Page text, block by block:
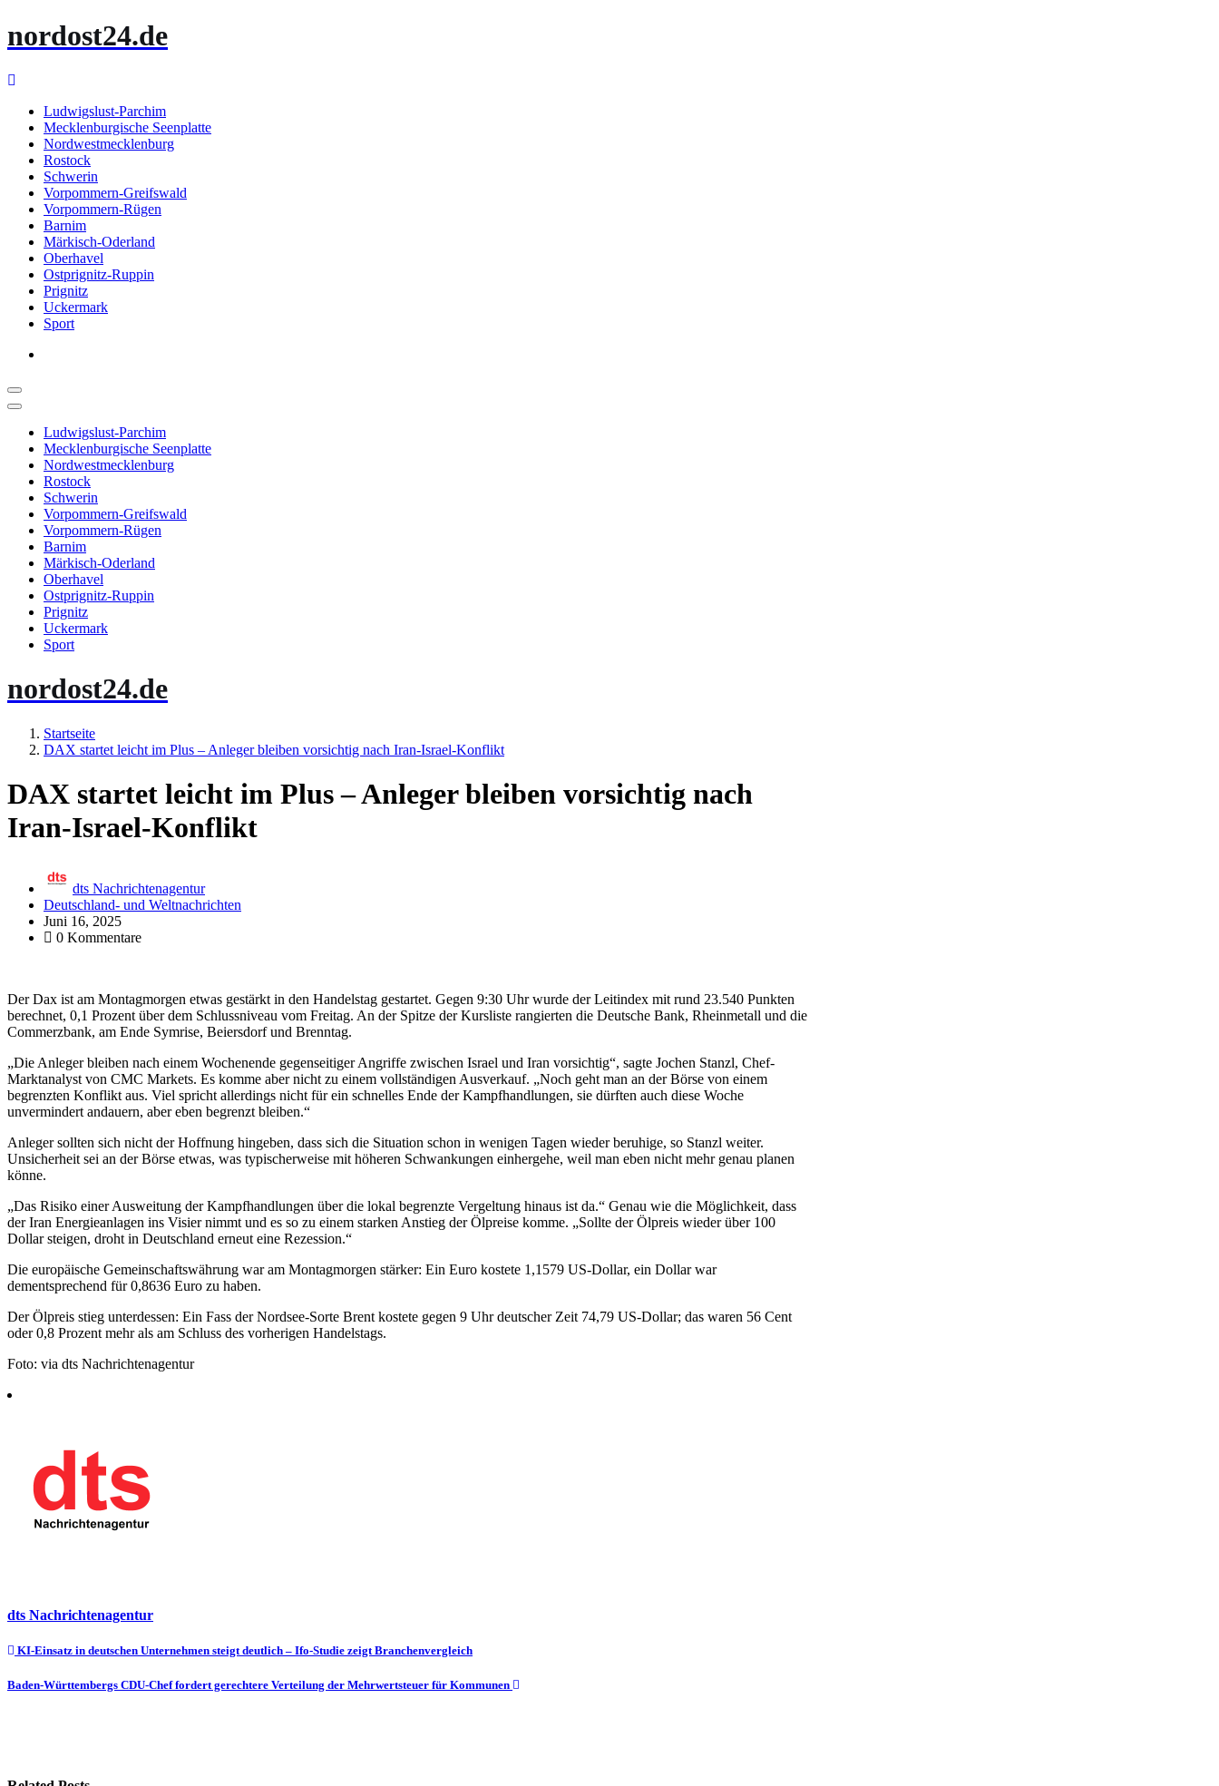
Inhalt
nordost24.de
Ludwigslust-Parchim
Mecklenburgische Seenplatte
Nordwestmecklenburg
Rostock
Schwerin
Vorpommern-Greifswald
Vorpommern-Rügen
Barnim
Märkisch-Oderland
Oberhavel
Ostprignitz-Ruppin
Prignitz
Uckermark
Sport
Ludwigslust-Parchim
Mecklenburgische Seenplatte
Nordwestmecklenburg
Rostock
Schwerin
Vorpommern-Greifswald
Vorpommern-Rügen
Barnim
Märkisch-Oderland
Oberhavel
Ostprignitz-Ruppin
Prignitz
Uckermark
Sport
nordost24.de
Startseite
DAX startet leicht im Plus – Anleger bleiben vorsichtig nach Iran-Israel-Konflikt
DAX startet leicht im Plus – Anleger bleiben vorsichtig nach
Iran-Israel-Konflikt
dts Nachrichtenagentur
Deutschland- und Weltnachrichten
Juni 16, 2025
0 Kommentare
Der Dax ist am Montagmorgen etwas gestärkt in den Handelstag gestartet. Gegen 9:30 Uhr wurde der Leitindex mit rund 23.540 Punkten
berechnet, 0,1 Prozent über dem Schlussniveau vom Freitag. An der Spitze der Kursliste rangierten die Deutsche Bank, Rheinmetall und die
Commerzbank, am Ende Symrise, Beiersdorf und Brenntag.
„Die Anleger bleiben nach einem Wochenende gegenseitiger Angriffe zwischen Israel und Iran vorsichtig“, sagte Jochen Stanzl, Chef-
Marktanalyst von CMC Markets. Es komme aber nicht zu einem vollständigen Ausverkauf. „Noch geht man an der Börse von einem
begrenzten Konflikt aus. Viel spricht allerdings nicht für ein schnelles Ende der Kampfhandlungen, sie dürften auch diese Woche
unvermindert andauern, aber eben begrenzt bleiben.“
Anleger sollten sich nicht der Hoffnung hingeben, dass sich die Situation schon in wenigen Tagen wieder beruhige, so Stanzl weiter.
Unsicherheit sei an der Börse etwas, was typischerweise mit höheren Schwankungen einhergehe, weil man eben nicht mehr genau planen
könne.
„Das Risiko einer Ausweitung der Kampfhandlungen über die lokal begrenzte Vergeltung hinaus ist da.“ Genau wie die Möglichkeit, dass
der Iran Energieanlagen ins Visier nimmt und es so zu einem starken Anstieg der Ölpreise komme. „Sollte der Ölpreis wieder über 100
Dollar steigen, droht in Deutschland erneut eine Rezession.“
Die europäische Gemeinschaftswährung war am Montagmorgen stärker: Ein Euro kostete 1,1579 US-Dollar, ein Dollar war
dementsprechend für 0,8636 Euro zu haben.
Der Ölpreis stieg unterdessen: Ein Fass der Nordsee-Sorte Brent kostete gegen 9 Uhr deutscher Zeit 74,79 US-Dollar; das waren 56 Cent
oder 0,8 Prozent mehr als am Schluss des vorherigen Handelstags.
Foto: via dts Nachrichtenagentur
dts Nachrichtenagentur
Beitragsnavigation
KI-Einsatz in deutschen Unternehmen steigt deutlich – Ifo-Studie zeigt Branchenvergleich
Baden-Württembergs CDU-Chef fordert gerechtere Verteilung der Mehrwertsteuer für Kommunen